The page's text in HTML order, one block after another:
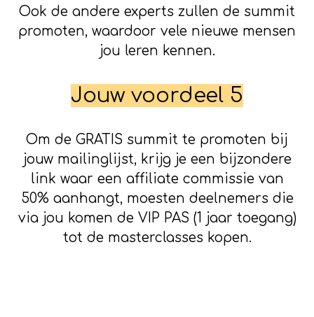
Ook de andere experts zullen de summit
promoten, waardoor vele nieuwe mensen
jou leren kennen.
Jouw voordeel 5
Om de GRATIS summit te promoten bij
jouw mailinglijst, krijg je een bijzondere
link waar een affiliate commissie van
50% aanhangt, moesten deelnemers die
via jou komen de VIP PAS (1 jaar toegang)
tot de masterclasses kopen.